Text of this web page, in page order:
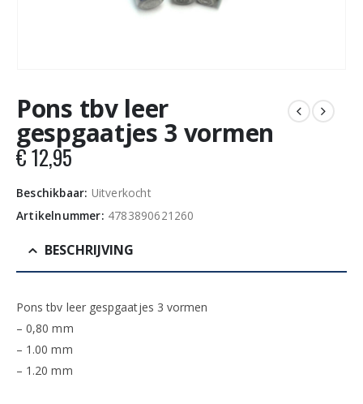
Pons tbv leer
gespgaatjes 3 vormen
€12,95
Beschikbaar: Uitverkocht
Artikelnummer: 4783890621260
BESCHRIJVING
Pons tbv leer gespgaatjes 3 vormen
– 0,80 mm
– 1.00 mm
– 1.20 mm